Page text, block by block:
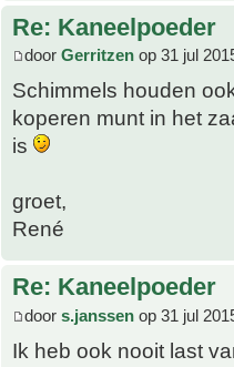
Re: Kaneelpoeder
door Gerritzen op 31 jul
Schimmels houden
koperen munt in het
is
groet,
René
Re: Kaneelpoeder
door s.janssen op 31 jul
Ik heb ook nooit last